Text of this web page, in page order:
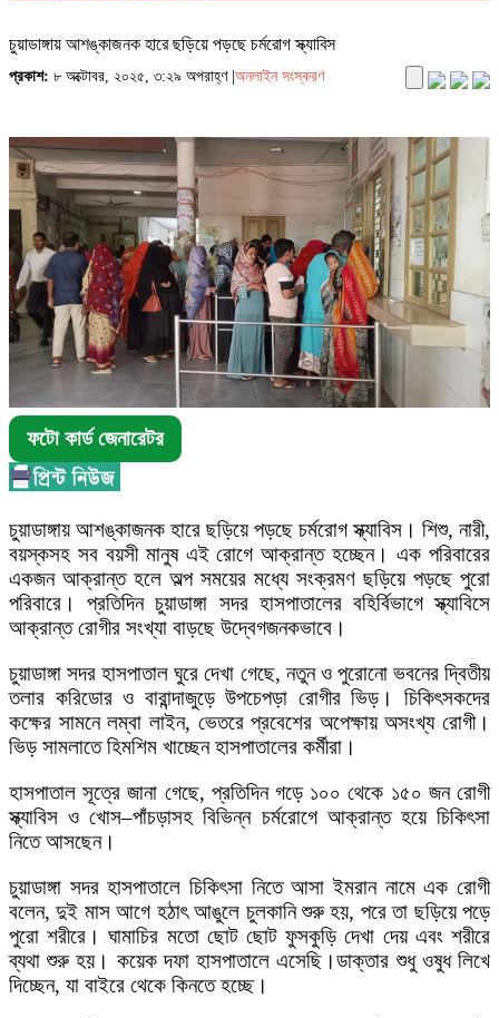
চুয়াডাঙ্গায় আশঙ্কাজনক হারে ছড়িয়ে পড়ছে চর্মরোগ স্ক্যাবিস
প্রকাশ: ৮ অক্টোবর, ২০২৫, ৩:২৯ অপরাহ্ণ | অনলাইন সংস্করণ
ফটো কার্ড জেনারেটর
চুয়াডাঙ্গায় আশঙ্কাজনক হারে ছড়িয়ে পড়ছে চর্মরোগ স্ক্যাবিস। শিশু, নারী,
বয়স্কসহ সব বয়সী মানুষ এই রোগে আক্রান্ত হচ্ছেন। এক পরিবারের
একজন আক্রান্ত হলে অল্প সময়ের মধ্যে সংক্রমণ ছড়িয়ে পড়ছে পুরো
পরিবারে। প্রতিদিন চুয়াডাঙ্গা সদর হাসপাতালের বহির্বিভাগে স্ক্যাবিসে
আক্রান্ত রোগীর সংখ্যা বাড়ছে উদ্বেগজনকভাবে।
চুয়াডাঙ্গা সদর হাসপাতাল ঘুরে দেখা গেছে, নতুন ও পুরোনো ভবনের দ্বিতীয়
তলার করিডোর ও বারান্দাজুড়ে উপচেপড়া রোগীর ভিড়। চিকিৎসকদের
কক্ষের সামনে লম্বা লাইন, ভেতরে প্রবেশের অপেক্ষায় অসংখ্য রোগী।
ভিড় সামলাতে হিমশিম খাচ্ছেন হাসপাতালের কর্মীরা।
হাসপাতাল সূত্রে জানা গেছে, প্রতিদিন গড়ে ১০০ থেকে ১৫০ জন রোগী
স্ক্যাবিস ও খোস–পাঁচড়াসহ বিভিন্ন চর্মরোগে আক্রান্ত হয়ে চিকিৎসা
নিতে আসছেন।
চুয়াডাঙ্গা সদর হাসপাতালে চিকিৎসা নিতে আসা ইমরান নামে এক রোগী
বলেন, দুই মাস আগে হঠাৎ আঙুলে চুলকানি শুরু হয়, পরে তা ছড়িয়ে পড়ে
পুরো শরীরে। ঘামাচির মতো ছোট ছোট ফুসকুড়ি দেখা দেয় এবং শরীরে
ব্যথা শুরু হয়। কয়েক দফা হাসপাতালে এসেছি।ডাক্তার শুধু ওষুধ লিখে
দিচ্ছেন, যা বাইরে থেকে কিনতে হচ্ছে।